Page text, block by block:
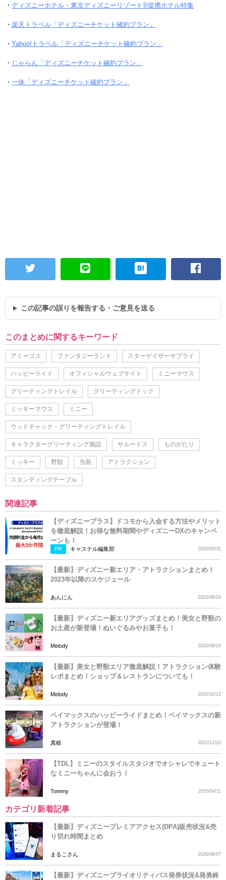
・ ディズニーホテル・東京ディズニーリゾート®提携ホテル特集
・ 楽天トラベル「ディズニーチケット確約プラン」
・ Yahoo!トラベル「ディズニーチケット確約プラン」
・ じゃらん「ディズニーチケット確約プラン」
・ 一休「ディズニーチケット確約プラン」
この記事の誤りを報告する・ご意見を送る
このまとめに関するキーワード
アミーゴス ファンタジーランド スターゲイザーサプライ
ハッピーライド オフィシャルウェブサイト ミニーマウス
グリーティングトレイル グリーティングドック
ミッキーマウス ミニー
ウッドチャック・グリーティングトレイル
キャラクターグリーティング施設 サルードス ものがたり
ミッキー 野獣 当面 アトラクション
スタンディングテーブル
関連記事
【ディズニープラス】ドコモから入会する方法やメリット
を徹底解説！お得な無料期間やディズニーDXのキャンペ
ーンも！
PR キャステル編集部 2026/05/31
【最新】ディズニー新エリア・アトラクションまとめ！
2023年以降のスケジュール
あんにん 2023/08/24
【最新】ディズニー新エリアグッズまとめ！美女と野獣の
お土産が新登場！ぬいぐるみやお菓子も！
Melody 2020/09/19
【最新】美女と野獣エリア徹底解説！アトラクション体験
レポまとめ！ショップ＆レストランについても！
Melody 2020/10/12
ベイマックスのハッピーライドまとめ！ベイマックスの新
アトラクションが登場！
真岐 2021/12/20
【TDL】ミニーのスタイルスタジオでオシャレでキュート
なミニーちゃんに会おう！
Tommy 2025/04/11
カテゴリ新着記事
【最新】ディズニープレミアアクセス(DPA)販売状況&売
り切れ時間まとめ
まるこさん 2026/08/07
【最新】ディズニープライオリティパス発券状況&発券終